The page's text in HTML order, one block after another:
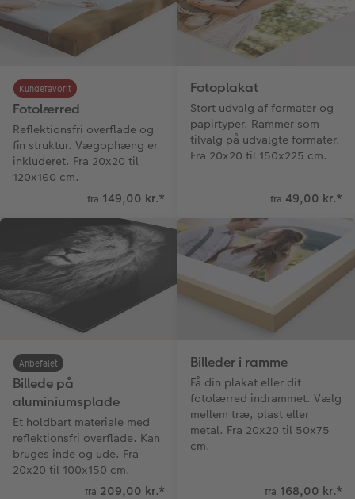
hexxas
Velkomstskilt
Talcollage
Tilbehør
CEWE Gavekort
Direkte forsendelse
Inspiration til bryllup
Fotolærred
Reflektionsfri overflade og
fin struktur. Vægophæng er
inkluderet. Fra 20x20 til
120x160 cm.
Kundefavorit
fra 149,00 kr.*
Fotoplakat
Stort udvalg af formater og
papirtyper. Rammer som
tilvalg på udvalgte formater.
Fra 20x20 til 150x225 cm.
fra 49,00 kr.*
Billede på
aluminiumsplade
Et holdbart materiale med
reflektionsfri overflade. Kan
bruges inde og ude. Fra
20x20 til 100x150 cm.
Anbefalet
fra 209,00 kr.*
Billeder i ramme
Få din plakat eller dit
fotolærred indrammet. Vælg
mellem træ, plast eller
metal. Fra 20x20 til 50x75
cm.
fra 168,00 kr.*